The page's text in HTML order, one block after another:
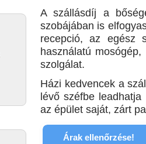
A szállásdíj a
szobájában is
recepció, az egész
használatú
szolgálat.
Házi kedvencek a
lévő széfbe
az épület saját, zárt
Árak ellenőrzése!